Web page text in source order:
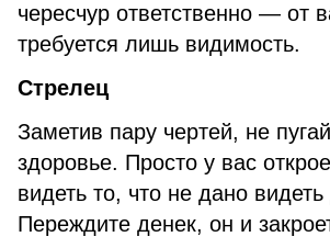
чересчур ответственно — от
требуется лишь видимость.
Стрелец
Заметив пару чертей, не
здоровье. Просто у вас
видеть то, что не дано видеть
Переждите денек, он и